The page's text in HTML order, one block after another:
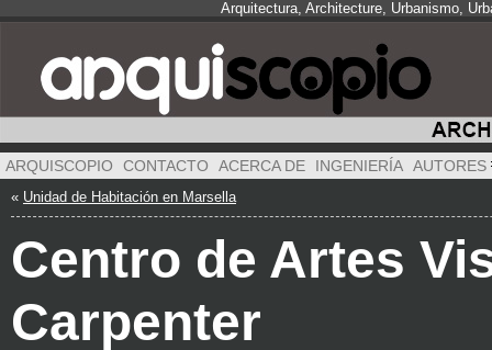
Arquitectura, Architecture, Urbanismo,
ARQUISCOPIO CONTACTO ACERCA DE INGENIERÍA AUTORES
« Unidad de Habitación en Marsella
Centro de Artes
Carpenter